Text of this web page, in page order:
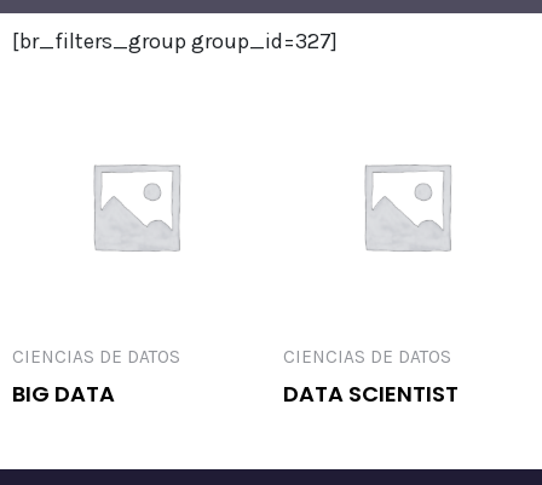
[br_filters_group group_id=327]
CIENCIAS DE DATOS
BIG DATA
CIENCIAS DE DATOS
DATA SCIENTIST